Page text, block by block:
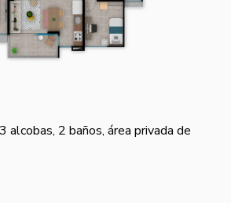
3 alcobas, 2 baños, área privada de